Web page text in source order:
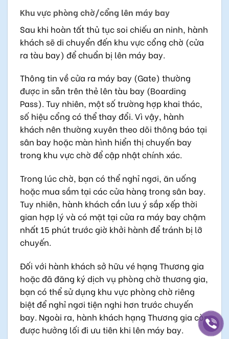
Khu vực phòng chờ/cổng lên máy bay
Sau khi hoàn tất thủ tục soi chiếu an ninh, hành
khách sẽ di chuyển đến khu vực cổng chờ (cửa
ra tàu bay) để chuẩn bị lên máy bay.
Thông tin về cửa ra máy bay (Gate) thường
được in sẵn trên thẻ lên tàu bay (Boarding
Pass). Tuy nhiên, một số trường hợp khai thác,
số hiệu cổng có thể thay đổi. Vì vậy, hành
khách nên thường xuyên theo dõi thông báo tại
sân bay hoặc màn hình hiển thị chuyến bay
trong khu vực chờ để cập nhật chính xác.
Trong lúc chờ, bạn có thể nghỉ ngơi, ăn uống
hoặc mua sắm tại các cửa hàng trong sân bay.
Tuy nhiên, hành khách cần lưu ý sắp xếp thời
gian hợp lý và có mặt tại cửa ra máy bay chậm
nhất 15 phút trước giờ khởi hành để tránh bị lỡ
chuyến.
Đối với hành khách sở hữu vé hạng Thương gia
hoặc đã đăng ký dịch vụ phòng chờ thương gia,
bạn có thể sử dụng khu vực phòng chờ riêng
biệt để nghỉ ngơi tiện nghi hơn trước chuyến
bay. Ngoài ra, hành khách hạng Thương gia còn
được hưởng lối đi ưu tiên khi lên máy bay.